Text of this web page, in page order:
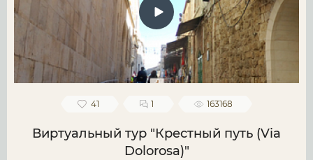
41 1 163168
Виртуальный тур "Крестный путь (Via
Dolorosa)"